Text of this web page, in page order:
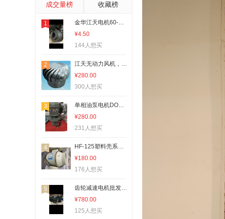
成交量榜 收藏榜
1
金华江天电机60-1A-19孔皮带轮
¥4.50
144人想买
2
江天无动力风机，冷风机可批发实惠
¥280.00
300人想买
3
单相油泵电机DOB-25A-120瓦
¥280.00
231人想买
4
HF-125塑料壳系列外转子圆型管道风机
¥180.00
176人想买
5
齿轮减速电机批发零售江天电机
¥780.00
125人想买